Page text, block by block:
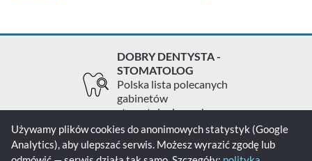
DOBRY DENTYSTA -
STOMATOLOG
Polska lista polecanych
gabinetów
stomatologicznych
Zgłoś gabinet Kontakt Polityka prywatności
Używamy plików cookies do anonimowych statystyk (Google
Analytics), aby ulepszać serwis. Możesz wyrazić zgodę lub